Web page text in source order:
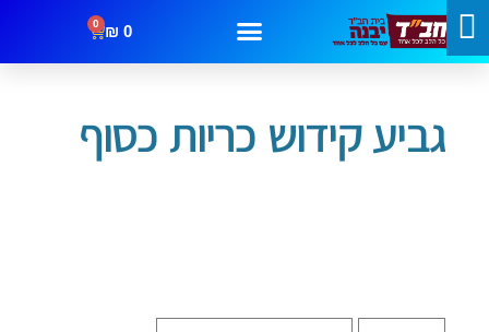
0
₪
0
עמוד הבית/שבת וחג / גביע קידוש כריות כסוף
גביע קידוש כריות כסוף